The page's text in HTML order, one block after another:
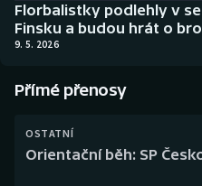
Boby a skeleton
Dostihy
AZ kvíz
Florbalistky podlehly v
Finsku a budou hrát o
9. 5. 2026
Přímé přenosy
OSTATNÍ
Orientační běh: SP